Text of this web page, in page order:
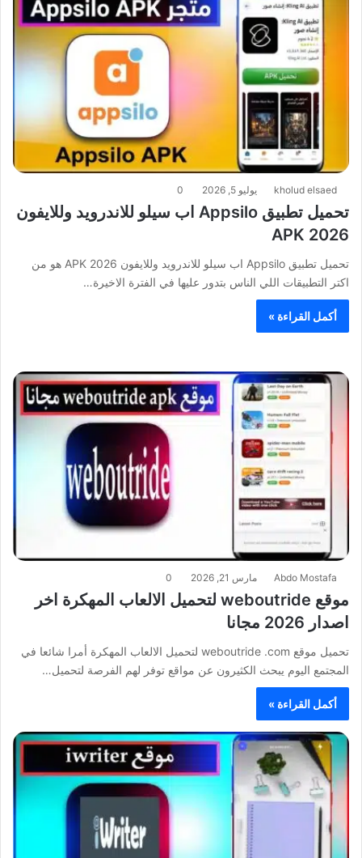
kholud elsaed يوليو 5, 2026 0
تحميل تطبيق Appsilo اب سيلو للاندرويد وللايفون
APK 2026
تحميل تطبيق Appsilo اب سيلو للاندرويد وللايفون APK 2026 هو من
اكتر التطبيقات اللي الناس بتدور عليها في الفترة الاخيرة…
أكمل القراءة »
Abdo Mostafa مارس 21, 2026 0
موقع weboutride لتحميل الالعاب المهكرة اخر
اصدار 2026 مجانا
تحميل موقع weboutride .com لتحميل الالعاب المهكرة أمرا شائعا في
المجتمع اليوم يبحث الكثيرون عن مواقع توفر لهم الفرصة لتحميل…
أكمل القراءة »